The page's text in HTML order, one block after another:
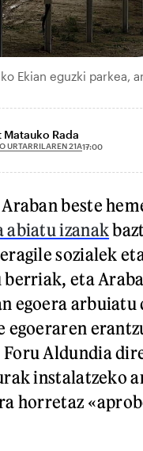
Ekian eguzki parkea,
Matauko Rada
URTARRILAREN 21A17:00
beste
abiatu izanak
sozialek
eta
egoera arbuiatu
egoeraren
Foru Aldundia
instalatzeko
horretaz